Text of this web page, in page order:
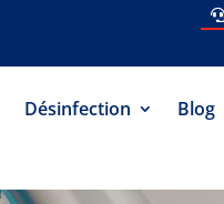
Désinfection Blog